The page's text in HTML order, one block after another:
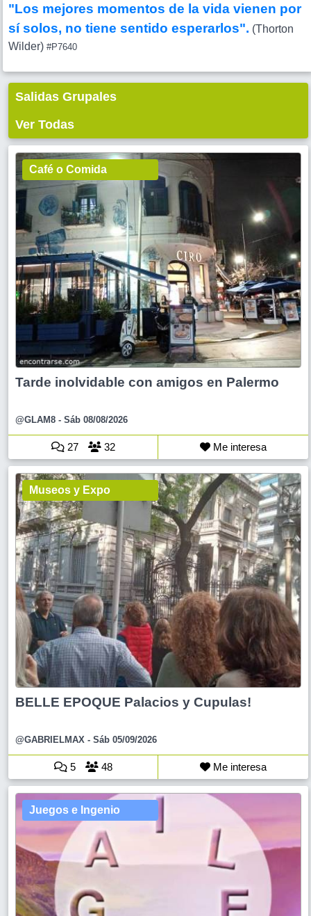
"Los mejores momentos de la vida vienen por
sí solos, no tiene sentido esperarlos". (Thorton
Wilder) #P7640
Salidas Grupales
Ver Todas
Café o Comida
Tarde inolvidable con amigos en Palermo
@GLAM8 - Sáb 08/08/2026
27 32 Me interesa
Museos y Expo
BELLE EPOQUE Palacios y Cupulas!
@GABRIELMAX - Sáb 05/09/2026
5 48 Me interesa
Juegos e Ingenio